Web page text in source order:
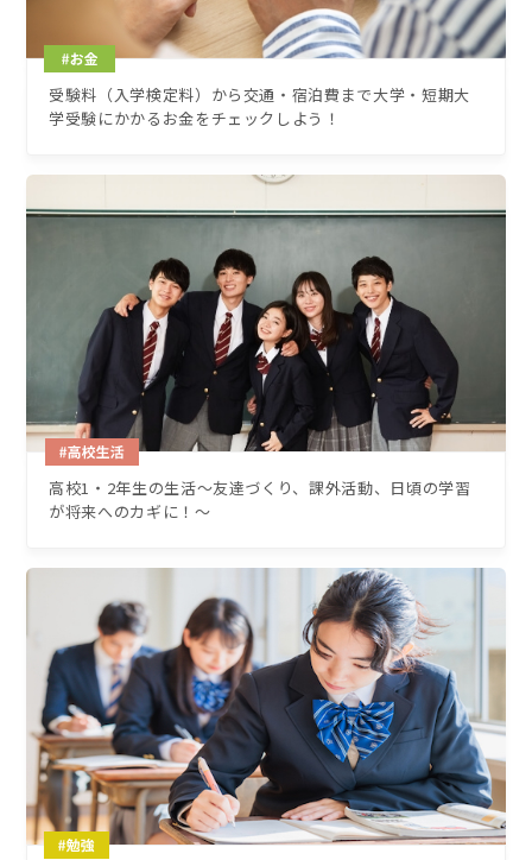
受験料（入学検定料）から交通・宿泊費まで大学・短期大
学受験にかかるお金をチェックしよう！
高校1・2年生の生活～友達づくり、課外活動、日頃の学習
が将来へのカギに！〜